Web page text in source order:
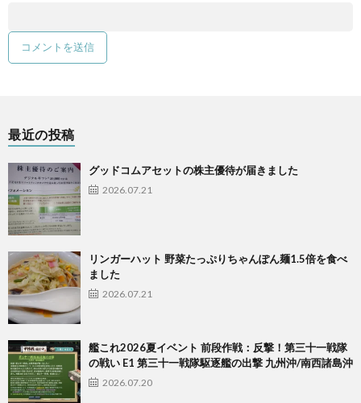
最近の投稿
グッドコムアセットの株主優待が届きました
2026.07.21
リンガーハット 野菜たっぷりちゃんぽん麺1.5倍を食べ
ました
2026.07.21
艦これ2026夏イベント 前段作戦：反撃！第三十一戦隊
の戦い E1 第三十一戦隊駆逐艦の出撃 九州沖/南西諸島沖
2026.07.20